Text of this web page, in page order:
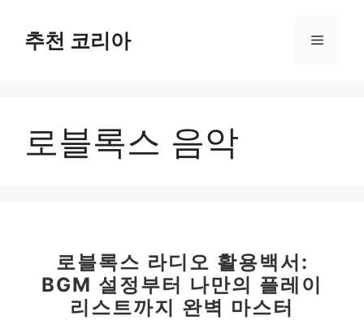
추천 코리아 메
로블록스 음악
로블록스 라디오 활용백서:
BGM 설정부터 나만의 플레이
리스트까지 완벽 마스터